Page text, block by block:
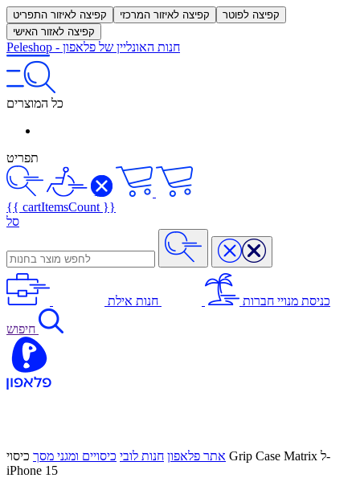
קפיצה לאיזור התפריט קפיצה לאיזור המרכזי
קפיצה לפוטר
קפיצה לאזור האישי
Peleshop - חנות האונליין של פלאפון
כל המוצרים
תפריט
{{ cartItemsCount }}
סל
כניסת מנויי חברות חנות אילת
חיפוש
אתר פלאפון חנות לובי כיסויים ומגני מסך כיסוי Grip Case Matrix ל-
iPhone 15